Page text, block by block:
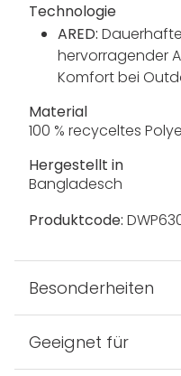
Technologie
ARED:
hervorragender
Komfort bei
Material
100 % recyceltes
Hergestellt in
Bangladesch
Produktcode:
Besonderheiten
Geeignet für